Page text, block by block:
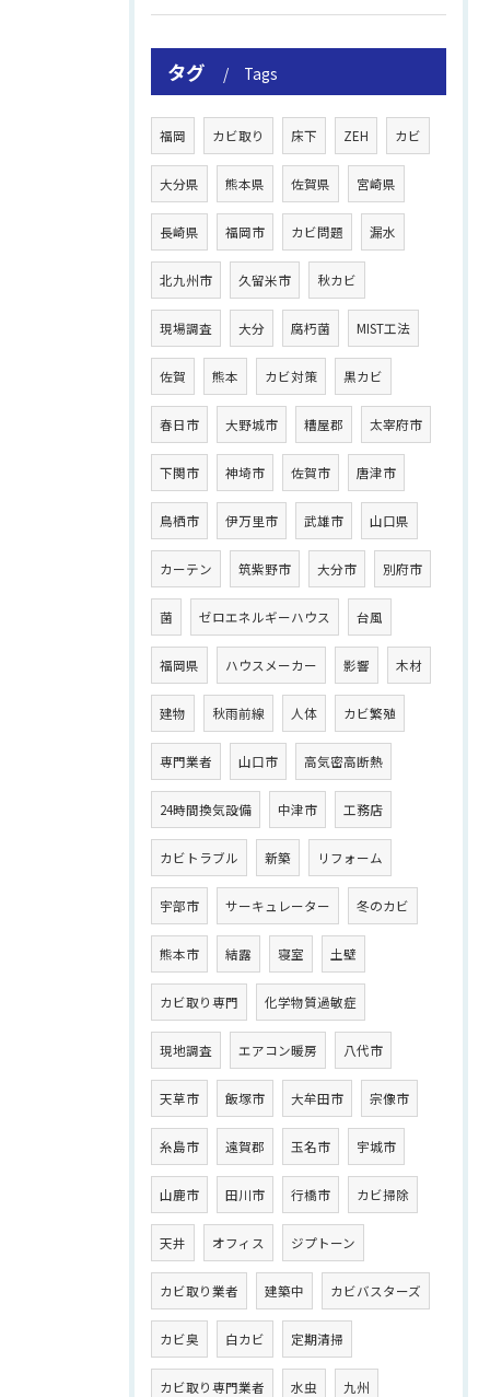
タグ Tags
福岡 カビ取り 床下 ZEH カビ
大分県 熊本県 佐賀県 宮崎県
長崎県 福岡市 カビ問題 漏水
北九州市 久留米市 秋カビ
現場調査 大分 腐朽菌 MIST工法
佐賀 熊本 カビ対策 黒カビ
春日市 大野城市 糟屋郡 太宰府市
下関市 神埼市 佐賀市 唐津市
鳥栖市 伊万里市 武雄市 山口県
カーテン 筑紫野市 大分市 別府市
菌 ゼロエネルギーハウス 台風
福岡県 ハウスメーカー 影響 木材
建物 秋雨前線 人体 カビ繁殖
専門業者 山口市 高気密高断熱
24時間換気設備 中津市 工務店
カビトラブル 新築 リフォーム
宇部市 サーキュレーター 冬のカビ
熊本市 結露 寝室 土壁
カビ取り専門 化学物質過敏症
現地調査 エアコン暖房 八代市
天草市 飯塚市 大牟田市 宗像市
糸島市 遠賀郡 玉名市 宇城市
山鹿市 田川市 行橋市 カビ掃除
天井 オフィス ジプトーン
カビ取り業者 建築中 カビバスターズ
カビ臭 白カビ 定期清掃
カビ取り専門業者 水虫 九州